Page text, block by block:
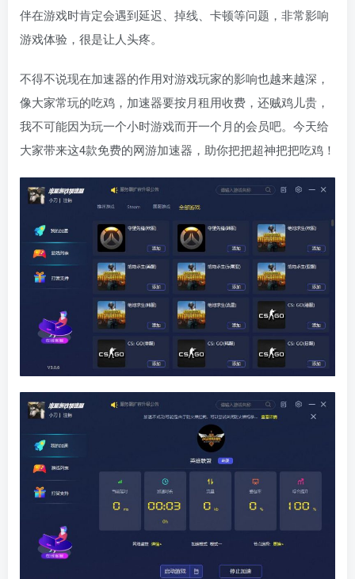
伴在游戏时肯定会遇到延迟、掉线、卡顿等问题，非常影响
游戏体验，很是让人头疼。
不得不说现在加速器的作用对游戏玩家的影响也越来越深，
像大家常玩的吃鸡，加速器要按月租用收费，还贼鸡儿贵，
我不可能因为玩一个小时游戏而开一个月的会员吧。今天给
大家带来这4款免费的网游加速器，助你把把超神把把吃鸡！